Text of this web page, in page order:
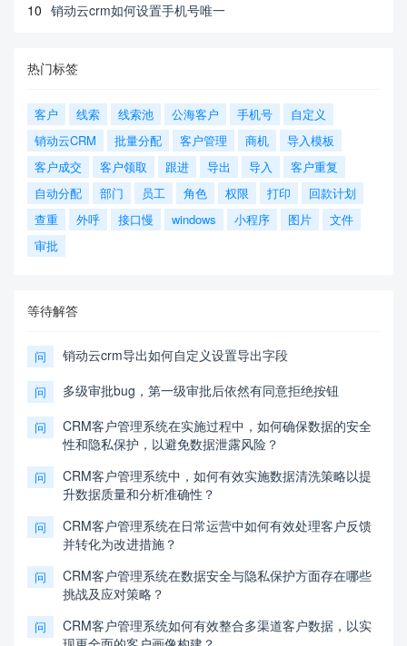
10 销动云crm如何设置手机号唯一
热门标签
客户 线索 线索池 公海客户 手机号
自定义
销动云CRM
批量分配 客户管理 商机
导入模板
客户成交
客户领取 跟进 导出 导入
客户重复
自动分配
部门 员工 角色 权限 打印
回款计划
查重
外呼 接口慢 windows 小程序 图片
文件
审批
等待解答
问 销动云crm导出如何自定义设置导出字段
问 多级审批bug，第一级审批后依然有同意拒绝按钮
问
CRM客户管理系统在实施过程中，如何确保数据的安全
性和隐私保护，以避免数据泄露风险？
问
CRM客户管理系统中，如何有效实施数据清洗策略以提
升数据质量和分析准确性？
问
CRM客户管理系统在日常运营中如何有效处理客户反馈
并转化为改进措施？
问
CRM客户管理系统在数据安全与隐私保护方面存在哪些
挑战及应对策略？
问
CRM客户管理系统如何有效整合多渠道客户数据，以实